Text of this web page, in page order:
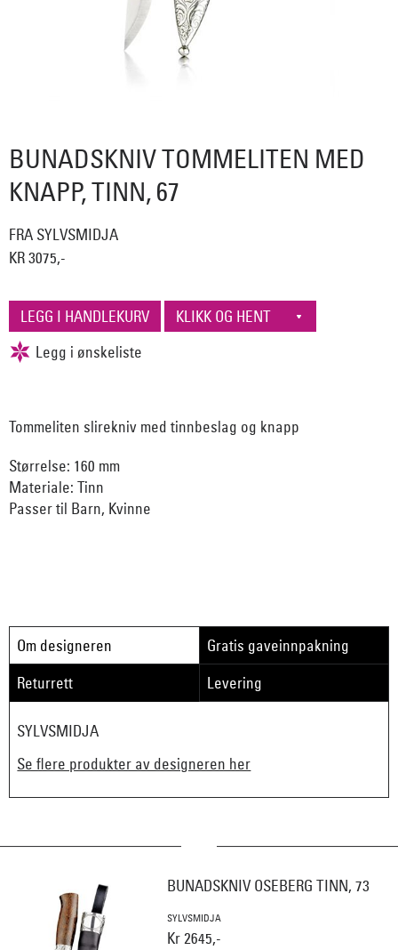
BUNADSKNIV TOMMELITEN MED
KNAPP, TINN, 67
FRA SYLVSMIDJA
KR 3075,-
Tommeliten slirekniv med tinnbeslag og knapp
Størrelse: 160 mm
Materiale: Tinn
Passer til Barn, Kvinne
Om designeren
Gratis gaveinnpakning
Returrett
Levering
SYLVSMIDJA
Se flere produkter av designeren her
BUNADSKNIV OSEBERG TINN, 73
SYLVSMIDJA
Kr 2645,-